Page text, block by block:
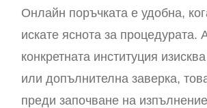
Онлайн поръчката е удобна,
искате яснота за процедурата.
конкретната институция
или допълнителна заверка,
преди започване на